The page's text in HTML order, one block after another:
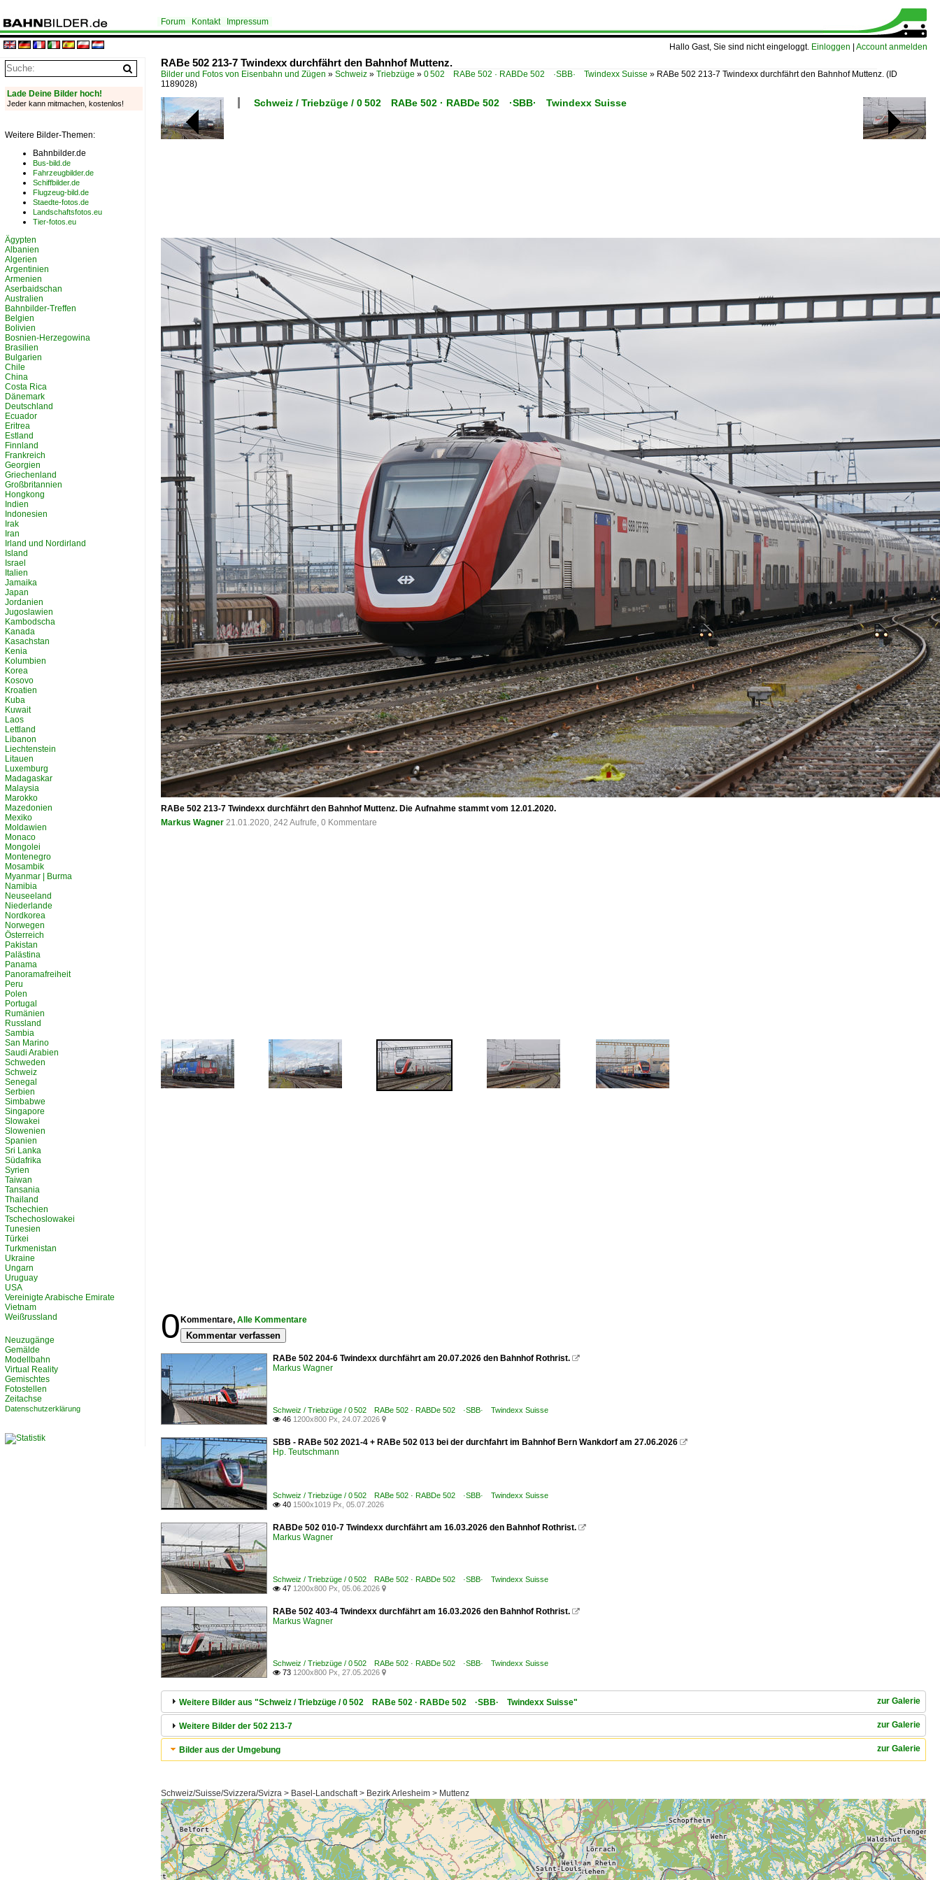
Hallo Gast, Sie sind nicht eingeloggt. Einloggen Account anmelden
Forum Kontakt Impressum
RABe 502 213-7 Twindexx durchfährt den Bahnhof Muttenz.
Bilder und Fotos von Eisenbahn und Zügen » Schweiz » Triebzüge » 0 502 RABe 502 · RABDe 502 ·SBB· Twindexx Suisse » RABe 502 213-7 Twindexx durchfährt den Bahnhof Muttenz. (ID
1189028)
Schweiz / Triebzüge / 0 502 RABe 502 · RABDe 502 ·SBB· Twindexx Suisse
RABe 502 213-7 Twindexx durchfährt den Bahnhof Muttenz. Die Aufnahme stammt vom 12.01.2020.
Markus Wagner 21.01.2020, 242 Aufrufe, 0 Kommentare
0 Kommentare, Alle Kommentare
Kommentar verfassen
RABe 502 204-6 Twindexx durchfährt am 20.07.2026 den Bahnhof Rothrist. 
Markus Wagner
Schweiz / Triebzüge / 0 502 RABe 502 · RABDe 502 ·SBB· Twindexx Suisse
 46 1200x800 Px, 24.07.2026 
SBB - RABe 502 2021-4 + RABe 502 013 bei der durchfahrt im Bahnhof Bern Wankdorf am 27.06.2026 
Hp. Teutschmann
Schweiz / Triebzüge / 0 502 RABe 502 · RABDe 502 ·SBB· Twindexx Suisse
 40 1500x1019 Px, 05.07.2026
RABDe 502 010-7 Twindexx durchfährt am 16.03.2026 den Bahnhof Rothrist. 
Markus Wagner
Schweiz / Triebzüge / 0 502 RABe 502 · RABDe 502 ·SBB· Twindexx Suisse
 47 1200x800 Px, 05.06.2026 
RABe 502 403-4 Twindexx durchfährt am 16.03.2026 den Bahnhof Rothrist. 
Markus Wagner
Schweiz / Triebzüge / 0 502 RABe 502 · RABDe 502 ·SBB· Twindexx Suisse
 73 1200x800 Px, 27.05.2026 
zur Galerie
Weitere Bilder aus "Schweiz / Triebzüge / 0 502 RABe 502 · RABDe 502 ·SBB· Twindexx Suisse"
zur Galerie
Weitere Bilder der 502 213-7
zur Galerie
Bilder aus der Umgebung
Schweiz/Suisse/Svizzera/Svizra > Basel-Landschaft > Bezirk Arlesheim > Muttenz
Lade Deine Bilder hoch!
Jeder kann mitmachen, kostenlos!
Weitere Bilder-Themen:
Bahnbilder.de
Bus-bild.de
Fahrzeugbilder.de
Schiffbilder.de
Flugzeug-bild.de
Staedte-fotos.de
Landschaftsfotos.eu
Tier-fotos.eu
Ägypten
Albanien
Algerien
Argentinien
Armenien
Aserbaidschan
Australien
Bahnbilder-Treffen
Belgien
Bolivien
Bosnien-Herzegowina
Brasilien
Bulgarien
Chile
China
Costa Rica
Dänemark
Deutschland
Ecuador
Eritrea
Estland
Finnland
Frankreich
Georgien
Griechenland
Großbritannien
Hongkong
Indien
Indonesien
Irak
Iran
Irland und Nordirland
Island
Israel
Italien
Jamaika
Japan
Jordanien
Jugoslawien
Kambodscha
Kanada
Kasachstan
Kenia
Kolumbien
Korea
Kosovo
Kroatien
Kuba
Kuwait
Laos
Lettland
Libanon
Liechtenstein
Litauen
Luxemburg
Madagaskar
Malaysia
Marokko
Mazedonien
Mexiko
Moldawien
Monaco
Mongolei
Montenegro
Mosambik
Myanmar | Burma
Namibia
Neuseeland
Niederlande
Nordkorea
Norwegen
Österreich
Pakistan
Palästina
Panama
Panoramafreiheit
Peru
Polen
Portugal
Rumänien
Russland
Sambia
San Marino
Saudi Arabien
Schweden
Schweiz
Senegal
Serbien
Simbabwe
Singapore
Slowakei
Slowenien
Spanien
Sri Lanka
Südafrika
Syrien
Taiwan
Tansania
Thailand
Tschechien
Tschechoslowakei
Tunesien
Türkei
Turkmenistan
Ukraine
Ungarn
Uruguay
USA
Vereinigte Arabische Emirate
Vietnam
Weißrussland
Neuzugänge
Gemälde
Modellbahn
Virtual Reality
Gemischtes
Fotostellen
Zeitachse
Datenschutzerklärung